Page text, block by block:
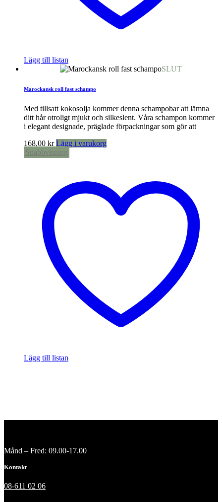
Lägg till listan
SLUT
Marockansk roll fast schampo
Med tillsatt kokosolja kommer denna schampobar att lämna
ditt hår otroligt mjukt och silkeslent. Våra schampon kommer
i elegant designade, präglade förpackningar som gör att
168,00 kr Lägg i varukorg
Snabbvisning
Lägg till listan
Månd – Fred: 09.00-17.00
Kontakt
08-611 02 06